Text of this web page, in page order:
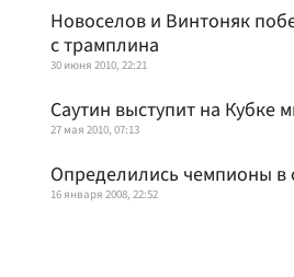
Новоселов и Винтоняк
с трамплина
30 июня 2010, 22:21
Саутин выступит на Кубке
27 мая 2010, 07:13
Определились чемпионы
16 января 2008, 22:52